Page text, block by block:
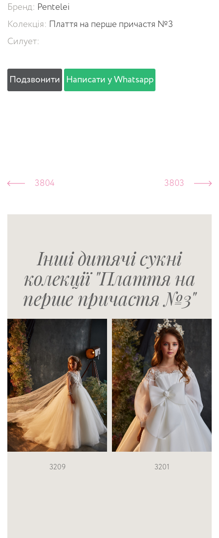
Бренд: Pentelei
Колекція: Плаття на перше причастя №3
Силует:
Подзвонити Написати у Whatsapp
3804 3803
Інші дитячі сукні
колекції "Плаття на
перше причастя №3"
3201 3818 /6